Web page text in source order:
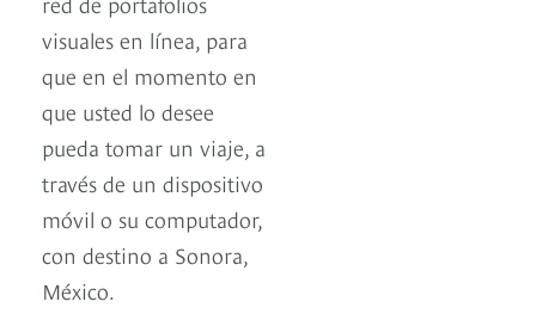
visuales en línea, para
que en el momento en
que usted lo desee
pueda tomar un viaje, a
través de un dispositivo
móvil o su computador,
con destino a Sonora,
México.